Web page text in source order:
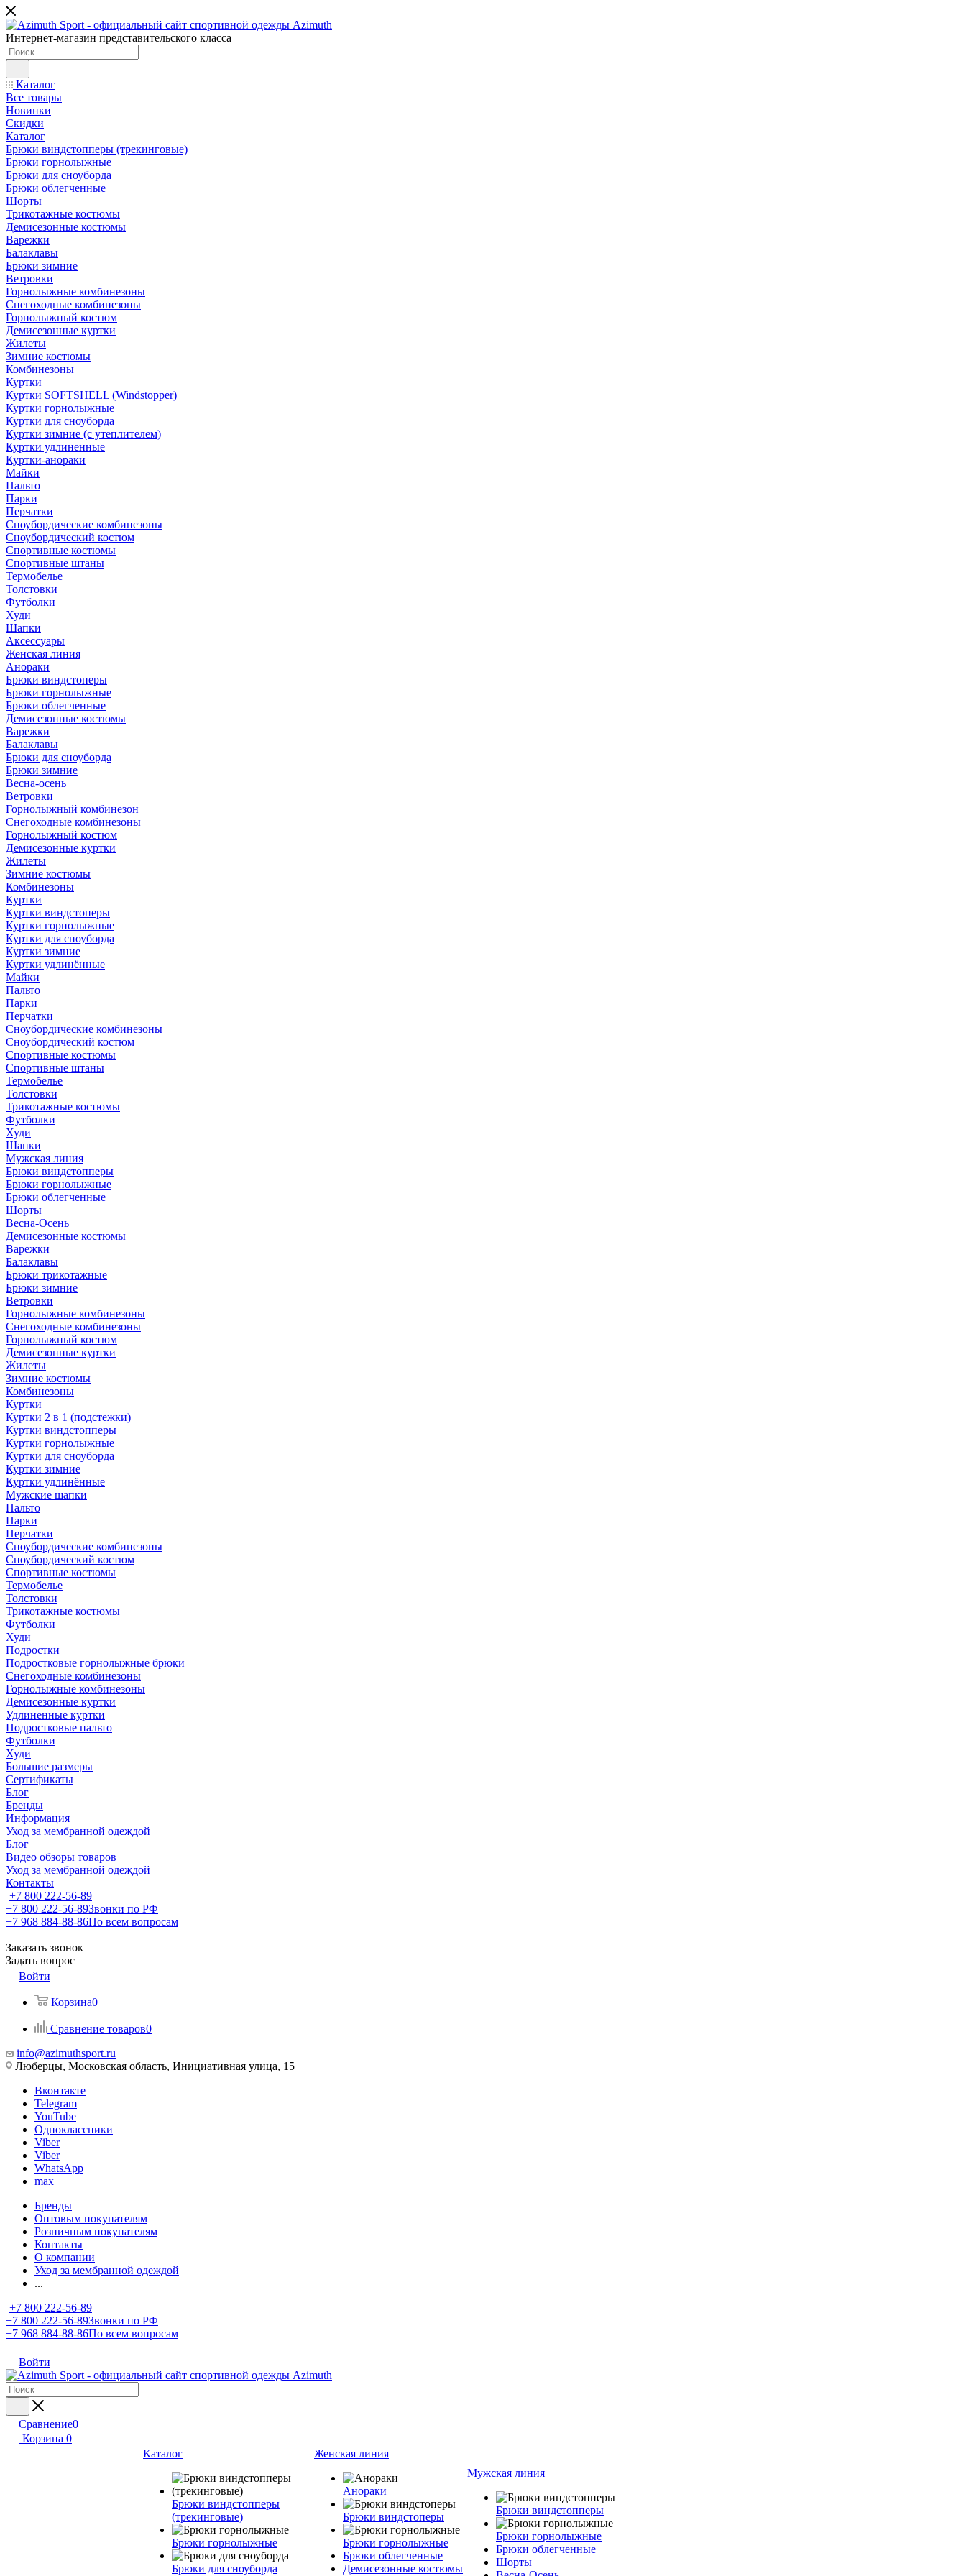
Интернет-магазин представительского класса
Каталог
Все товары
Новинки
Скидки
Каталог
Брюки виндстопперы (трекинговые)
Брюки горнолыжные
Брюки для сноуборда
Брюки облегченные
Шорты
Трикотажные костюмы
Демисезонные костюмы
Варежки
Балаклавы
Брюки зимние
Ветровки
Горнолыжные комбинезоны
Снегоходные комбинезоны
Горнолыжный костюм
Демисезонные куртки
Жилеты
Зимние костюмы
Комбинезоны
Куртки
Куртки SOFTSHELL (Windstopper)
Куртки горнолыжные
Куртки для сноуборда
Куртки зимние (с утеплителем)
Куртки удлиненные
Куртки-анораки
Майки
Пальто
Парки
Перчатки
Сноубордические комбинезоны
Сноубордический костюм
Спортивные костюмы
Спортивные штаны
Термобелье
Толстовки
Футболки
Худи
Шапки
Аксессуары
Женская линия
Анораки
Брюки виндстоперы
Брюки горнолыжные
Брюки облегченные
Демисезонные костюмы
Варежки
Балаклавы
Брюки для сноуборда
Брюки зимние
Весна-осень
Ветровки
Горнолыжный комбинезон
Снегоходные комбинезоны
Горнолыжный костюм
Демисезонные куртки
Жилеты
Зимние костюмы
Комбинезоны
Куртки
Куртки виндстоперы
Куртки горнолыжные
Куртки для сноуборда
Куртки зимние
Куртки удлинённые
Майки
Пальто
Парки
Перчатки
Сноубордические комбинезоны
Сноубордический костюм
Спортивные костюмы
Спортивные штаны
Термобелье
Толстовки
Трикотажные костюмы
Футболки
Худи
Шапки
Мужская линия
Брюки виндстопперы
Брюки горнолыжные
Брюки облегченные
Шорты
Весна-Осень
Демисезонные костюмы
Варежки
Балаклавы
Брюки трикотажные
Брюки зимние
Ветровки
Горнолыжные комбинезоны
Снегоходные комбинезоны
Горнолыжный костюм
Демисезонные куртки
Жилеты
Зимние костюмы
Комбинезоны
Куртки
Куртки 2 в 1 (подстежки)
Куртки виндстопперы
Куртки горнолыжные
Куртки для сноуборда
Куртки зимние
Куртки удлинённые
Мужские шапки
Пальто
Парки
Перчатки
Сноубордические комбинезоны
Сноубордический костюм
Спортивные костюмы
Термобелье
Толстовки
Трикотажные костюмы
Футболки
Худи
Подростки
Подростковые горнолыжные брюки
Снегоходные комбинезоны
Горнолыжные комбинезоны
Демисезонные куртки
Удлиненные куртки
Подростковые пальто
Футболки
Худи
Большие размеры
Сертификаты
Блог
Бренды
Информация
Уход за мембранной одеждой
Блог
Видео обзоры товаров
Уход за мембранной одеждой
Контакты
+7 800 222-56-89
+7 800 222-56-89Звонки по РФ
+7 968 884-88-86По всем вопросам
Заказать звонок
Задать вопрос
Войти
Корзина0
Сравнение товаров0
info@azimuthsport.ru
Люберцы, Московская область, Инициативная улица, 15
Вконтакте
Telegram
YouTube
Одноклассники
Viber
Viber
WhatsApp
max
Бренды
Оптовым покупателям
Розничным покупателям
Контакты
О компании
Уход за мембранной одеждой
...
+7 800 222-56-89
+7 800 222-56-89Звонки по РФ
+7 968 884-88-86По всем вопросам
Войти
Сравнение0
Корзина 0
Каталог
Брюки виндстопперы
(трекинговые)
Брюки горнолыжные
Брюки для сноуборда
Женская линия
Анораки
Брюки виндстоперы
Брюки горнолыжные
Брюки облегченные
Демисезонные костюмы
Мужская линия
Брюки виндстопперы
Брюки горнолыжные
Брюки облегченные
Шорты